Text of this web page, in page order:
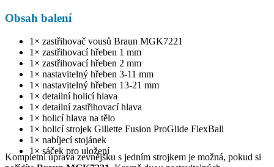
Obsah balení
1× zastřihovač vousů Braun MGK7221
1× zastřihovací hřeben 1 mm
1× zastřihovací hřeben 2 mm
1× nastavitelný hřeben 3-11 mm
1× nastavitelný hřeben 13-21 mm
1× detailní holicí hlava
1× detailní zastřihovací hlava
1× holicí hlava na tělo
1× holicí strojek Gillette Fusion ProGlide FlexBall
1× nabíjecí stojánek
1× sáček pro uložení
Kompletní úprava zevnějšku s jedním strojkem je možná, pokud si